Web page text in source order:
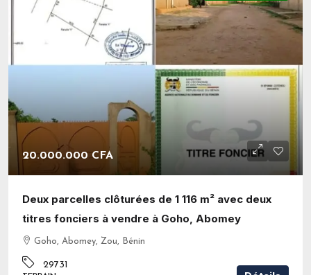
20.000.000 CFA
Deux parcelles clôturées de 1 116 m² avec deux
titres fonciers à vendre à Goho, Abomey
Goho, Abomey, Zou, Bénin
29731